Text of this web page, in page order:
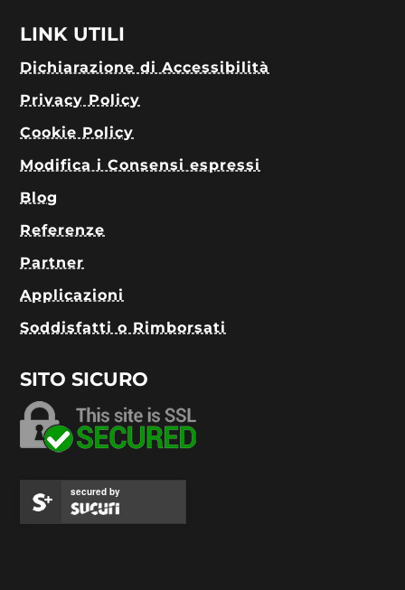
LINK UTILI
Dichiarazione di Accessibilità
Privacy Policy
Cookie Policy
Modifica i Consensi espressi
Blog
Referenze
Partner
Applicazioni
Soddisfatti o Rimborsati
SITO SICURO
secured by